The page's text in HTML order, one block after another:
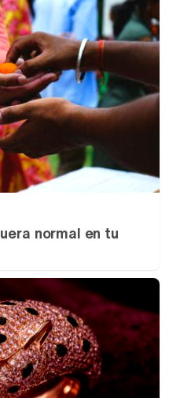
normal en tu